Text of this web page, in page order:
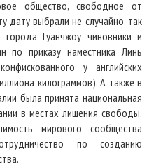
общество, свободное от
дату выбрали не случайно, так
Гуанчжоу чиновники и
по приказу наместника Линь
у английских
килограммов). А также в
была принята национальная
в местах лишения свободы.
мирового сообщества
по созданию